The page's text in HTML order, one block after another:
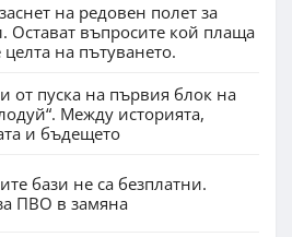
на редовен полет за
Остават въпросите кой плаща
целта на пътуването.
от пуска на първия блок на
Между историята,
и бъдещето
бази не са безплатни.
ПВО в замяна